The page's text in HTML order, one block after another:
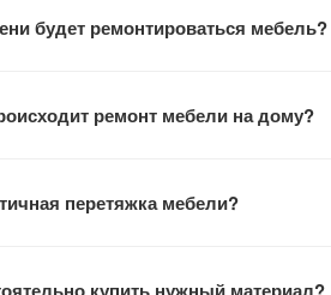
наши сотрудники выполняют
будет ремонтироваться мебель?
в течение двух недель
ремонт мебели на дому?
документов, заказчик
перетяжка мебели?
пожеланий заказчика, мастера